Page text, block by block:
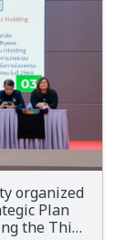
organized
Plan
the Third